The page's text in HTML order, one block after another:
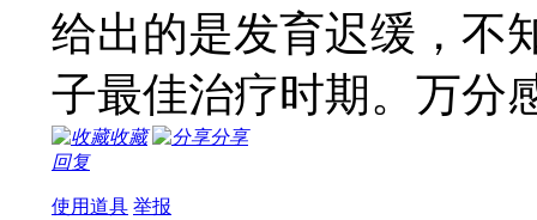
给出的是发育迟缓，不
子最佳治疗时期。万分
收藏
分享
回复
使用道具 举报